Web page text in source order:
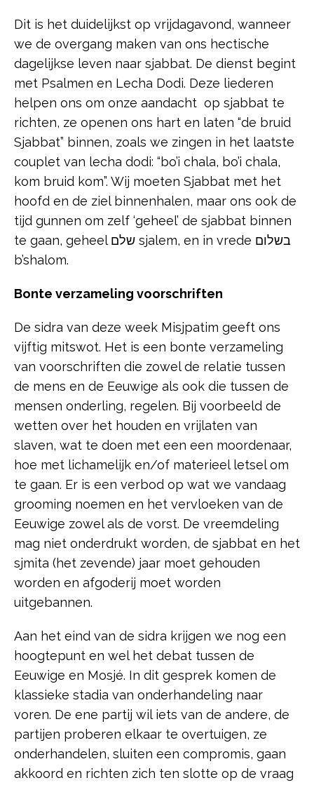
Dit is het duidelijkst op vrijdagavond, wanneer
we de overgang maken van ons hectische
dagelijkse leven naar sjabbat. De dienst begint
met Psalmen en Lecha Dodi. Deze liederen
helpen ons om onze aandacht op sjabbat te
richten, ze openen ons hart en laten “de bruid
Sjabbat” binnen, zoals we zingen in het laatste
couplet van lecha dodi: “bo’i chala, bo’i chala,
kom bruid kom”. Wij moeten Sjabbat met het
hoofd en de ziel binnenhalen, maar ons ook de
tijd gunnen om zelf ‘geheel’ de sjabbat binnen
te gaan, geheel שלם sjalem, en in vrede בשלום
b’shalom.
Bonte verzameling voorschriften
De sidra van deze week Misjpatim geeft ons
vijftig mitswot. Het is een bonte verzameling
van voorschriften die zowel de relatie tussen
de mens en de Eeuwige als ook die tussen de
mensen onderling, regelen. Bij voorbeeld de
wetten over het houden en vrijlaten van
slaven, wat te doen met een een moordenaar,
hoe met lichamelijk en/of materieel letsel om
te gaan. Er is een verbod op wat we vandaag
grooming noemen en het vervloeken van de
Eeuwige zowel als de vorst. De vreemdeling
mag niet onderdrukt worden, de sjabbat en het
sjmita (het zevende) jaar moet gehouden
worden en afgoderij moet worden
uitgebannen.
Aan het eind van de sidra krijgen we nog een
hoogtepunt en wel het debat tussen de
Eeuwige en Mosjé. In dit gesprek komen de
klassieke stadia van onderhandeling naar
voren. De ene partij wil iets van de andere, de
partijen proberen elkaar te overtuigen, ze
onderhandelen, sluiten een compromis, gaan
akkoord en richten zich ten slotte op de vraag